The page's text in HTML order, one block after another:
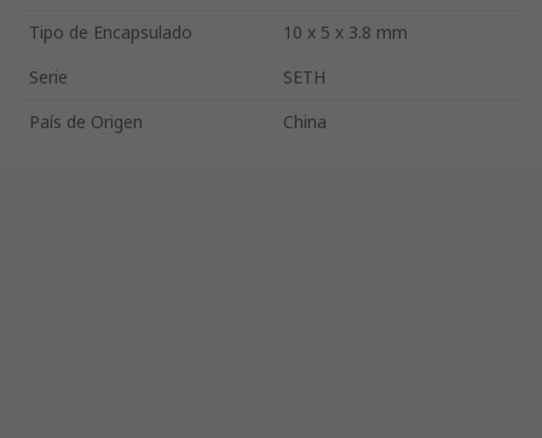
Tipo de Encapsulado
10 x 5 x 3.8 mm
Serie
SETH
País de Origen
China